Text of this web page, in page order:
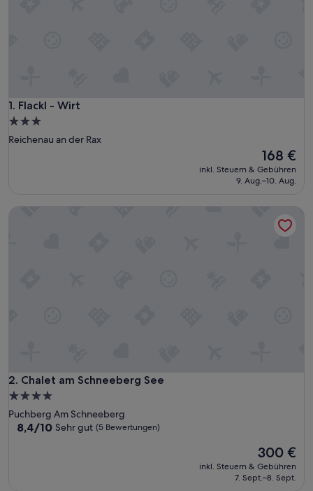
1. Flackl - Wirt
Flackl - Wirt
3.0-
Sterne-
Reichenau an der Rax
Der
Preis
beträgt
168 €
inkl. Steuern & Gebühren
9. Aug.–10. Aug.
2. Chalet am Schneeberg See
Chalet am Schneeberg See
4.0-
Sterne-
Unterkunft
Puchberg Am Schneeberg
8.4
8,4/10 Sehr gut (5 Bewertungen)
Der
Preis
beträgt
300 €
inkl. Steuern & Gebühren
7. Sept.–8. Sept.